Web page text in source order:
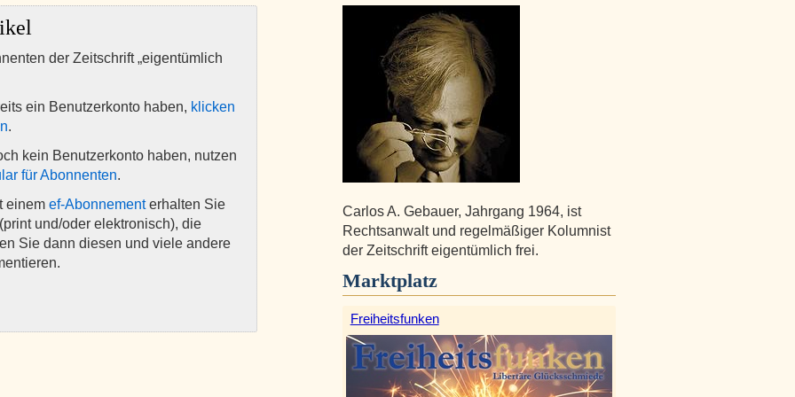
der Zeitschrift „eigentümlich
ein Benutzerkonto haben, klicken
.
kein Benutzerkonto haben, nutzen
für Abonnenten.
einem ef-Abonnementerhalten Sie
und/oder elektronisch), die
Sie dann diesen und viele andere
Carlos A. Gebauer, Jahrgang 1964, ist
Rechtsanwalt und regelmäßiger Kolumnist
der Zeitschrift eigentümlich frei.
Marktplatz
Freiheitsfunken